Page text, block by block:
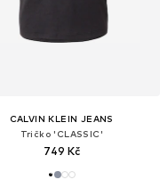
CALVIN KLEIN JEANS
Tričko 'CLASSIC'
749 Kč